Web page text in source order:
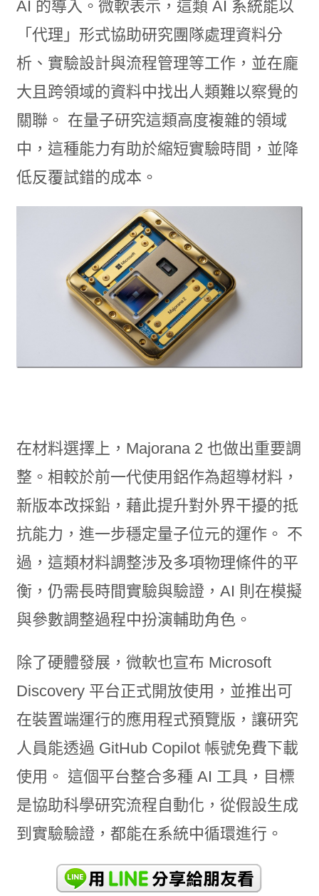
AI 的導入。微軟表示，這類 AI 系統能以
「代理」形式協助研究團隊處理資料分
析、實驗設計與流程管理等工作，並在龐
大且跨領域的資料中找出人類難以察覺的
關聯。 在量子研究這類高度複雜的領域
中，這種能力有助於縮短實驗時間，並降
低反覆試錯的成本。
在材料選擇上，Majorana 2 也做出重要調
整。相較於前一代使用鋁作為超導材料，
新版本改採鉛，藉此提升對外界干擾的抵
抗能力，進一步穩定量子位元的運作。 不
過，這類材料調整涉及多項物理條件的平
衡，仍需長時間實驗與驗證，AI 則在模擬
與參數調整過程中扮演輔助角色。
除了硬體發展，微軟也宣布 Microsoft
Discovery 平台正式開放使用，並推出可
在裝置端運行的應用程式預覽版，讓研究
人員能透過 GitHub Copilot 帳號免費下載
使用。 這個平台整合多種 AI 工具，目標
是協助科學研究流程自動化，從假設生成
到實驗驗證，都能在系統中循環進行。